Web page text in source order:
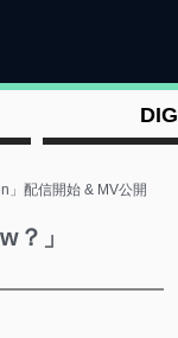
DIG
配信開始 & MV公開
」